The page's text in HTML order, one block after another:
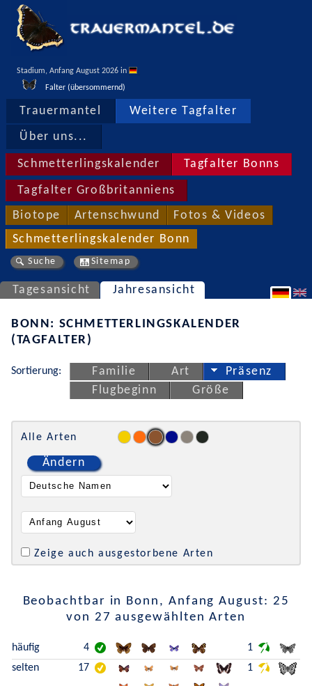
Stadium, Anfang August 2026 in
Falter (übersommernd)
Trauermantel Weitere Tagfalter
Über uns...
Schmetterlingskalender Tagfalter Bonns
Tagfalter Großbritanniens
Biotope Artenschwund Fotos & Videos
Schmetterlingskalender Bonn
Suche Sitemap
Tagesansicht Jahresansicht
BONN: SCHMETTERLINGSKALENDER
(TAGFALTER)
Sortierung: Familie Art
Präsenz
Flugbeginn
Größe
Alle Arten
Ändern
Zeige auch ausgestorbene Arten
Beobachtbar in Bonn, Anfang August: 25
von 27 ausgewählten Arten
häufig 4
1
selten
17 1